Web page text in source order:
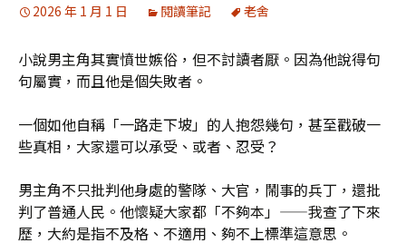
2026 年 1 月 1 日 閱讀筆記 老舍
小說男主角其實憤世嫉俗，但不討讀者厭。因為他說得句
句屬實，而且他是個失敗者。
一個如他自稱「一路走下坡」的人抱怨幾句，甚至戳破一
些真相，大家還可以承受、或者、忍受？
男主角不只批判他身處的警隊、大官，鬧事的兵丁，還批
判了普通人民。他懷疑大家都「不夠本」——我查了下來
歷，大約是指不及格、不適用、夠不上標準這意思。